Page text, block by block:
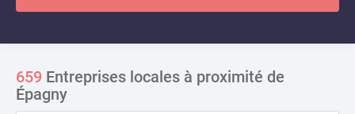
659 Entreprises locales à proximité de
Épagny